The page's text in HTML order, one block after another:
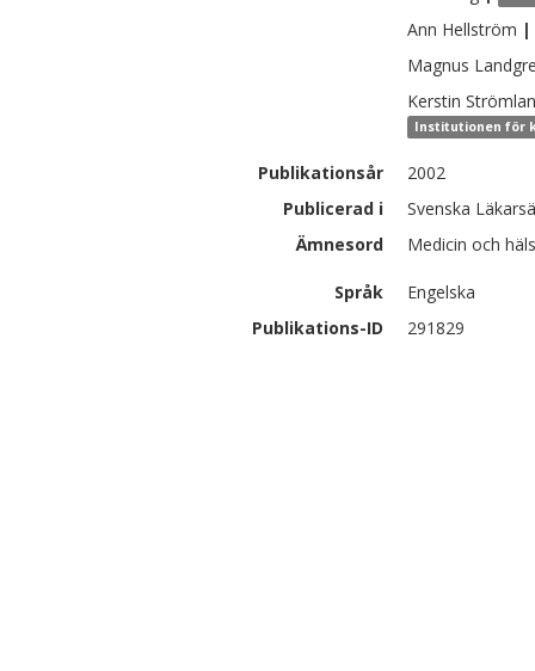
Ann Hellström |
Magnus
Kerstin
Institutionen för
Publikationsår
2002
Publicerad i
Svenska
Ämnesord
Medicin och
Språk
Engelska
Publikations-ID
291829